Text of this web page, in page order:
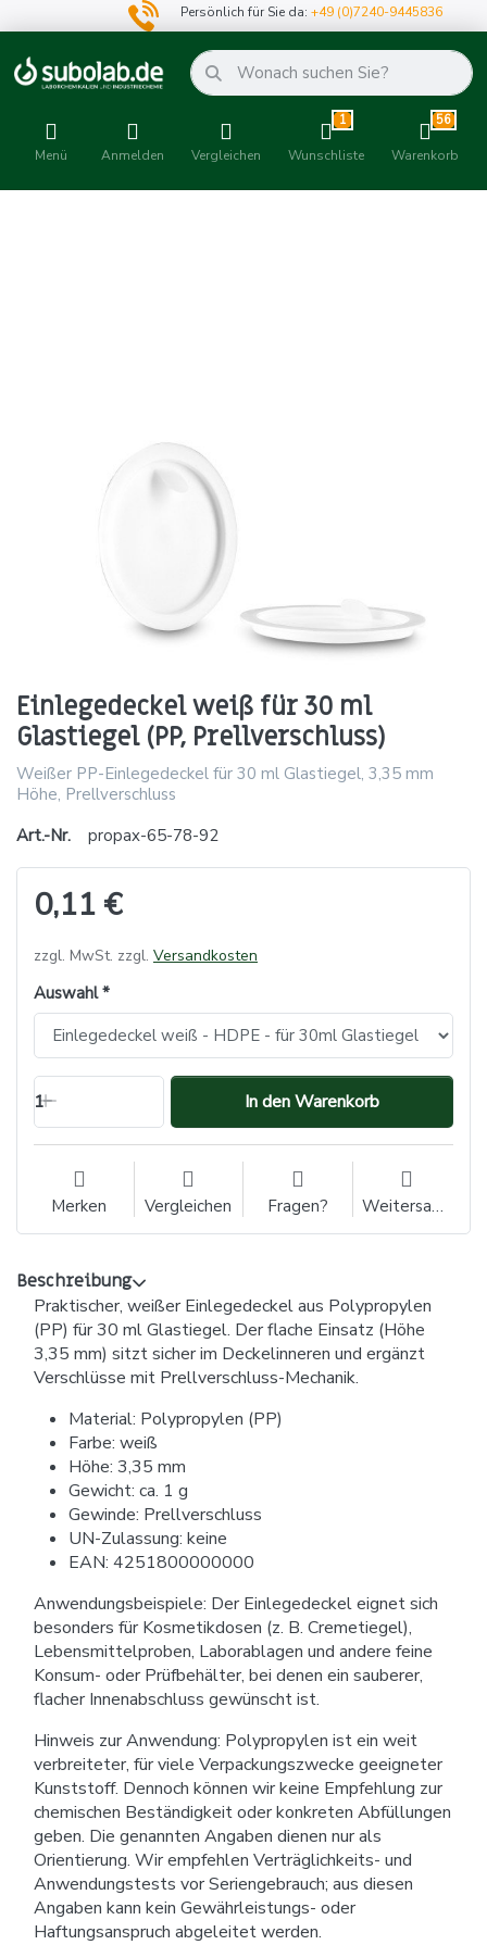
Persönlich für Sie da:+49 (0)7240-9445836
Menü Anmelden Vergleichen
1
Wunschliste
56
Warenkorb
Einlegedeckel weiß für 30 ml
Glastiegel (PP, Prellverschluss)
Weißer PP-Einlegedeckel für 30 ml Glastiegel, 3,35 mm
Höhe, Prellverschluss
Art.-Nr.
propax-65-78-92
0,11 €
zzgl. MwSt. zzgl. Versandkosten
Auswahl
1 In den Warenkorb
Merken Vergleichen Fragen? Weitersagen
Beschreibung
Praktischer, weißer Einlegedeckel aus Polypropylen
(PP) für 30 ml Glastiegel. Der flache Einsatz (Höhe
3,35 mm) sitzt sicher im Deckelinneren und ergänzt
Verschlüsse mit Prellverschluss-Mechanik.
Material: Polypropylen (PP)
Farbe: weiß
Höhe: 3,35 mm
Gewicht: ca. 1 g
Gewinde: Prellverschluss
UN-Zulassung: keine
EAN: 4251800000000
Anwendungsbeispiele: Der Einlegedeckel eignet sich
besonders für Kosmetikdosen (z. B. Cremetiegel),
Lebensmittelproben, Laborablagen und andere feine
Konsum- oder Prüfbehälter, bei denen ein sauberer,
flacher Innenabschluss gewünscht ist.
Hinweis zur Anwendung: Polypropylen ist ein weit
verbreiteter, für viele Verpackungszwecke geeigneter
Kunststoff. Dennoch können wir keine Empfehlung zur
chemischen Beständigkeit oder konkreten Abfüllungen
geben. Die genannten Angaben dienen nur als
Orientierung. Wir empfehlen Verträglichkeits- und
Anwendungstests vor Seriengebrauch; aus diesen
Angaben kann kein Gewährleistungs- oder
Haftungsanspruch abgeleitet werden.